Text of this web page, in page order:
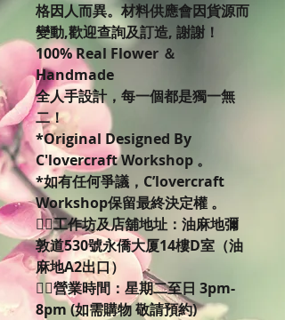
格因人而異。材料供應會因貨源而
變動,歡迎查詢及訂造, 謝謝！
100% Real Flower ＆
Handmade
全人手設計，每一個都是獨一無
二！
*Original Designed By
C'lovercraft Workshop 。
*如有任何爭議，C’lovercraft
Workshop保留最終決定權 。
👉🏻工作坊及店舖地址：油麻地彌
敦道530號永僑大厦14樓D室（油
麻地A2出口）
👉🏻營業時間：星期二至日 3pm-
8pm (如需購物 敬請預約)